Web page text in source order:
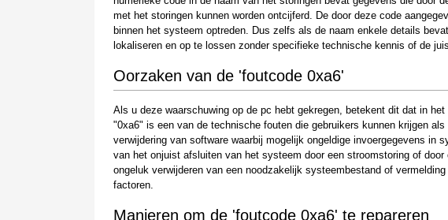
met het storingen kunnen worden ontcijferd. De door deze code
binnen het systeem optreden. Dus zelfs als de naam enkele details
lokaliseren en op te lossen zonder specifieke technische kennis of de
Oorzaken van de 'foutcode 0xa6'
Als u deze waarschuwing op de pc hebt gekregen, betekent dit dat in
"0xa6" is een van de technische fouten die gebruikers kunnen krijgen
verwijdering van software waarbij mogelijk ongeldige invoergegevens in
van het onjuist afsluiten van het systeem door een stroomstoring of
ongeluk verwijderen van een noodzakelijk systeembestand of
factoren.
Manieren om de 'foutcode 0xa6' te repareren